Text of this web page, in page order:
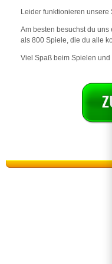
Leider funktionieren
Am besten besuchst du
als 800 Spiele, die du alle
Viel Spaß beim Spielen und